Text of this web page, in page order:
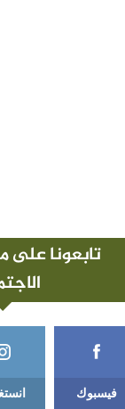
تابعونا على
فيسبوك